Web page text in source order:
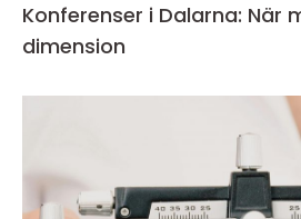
Konferenser i Dalarna: När
dimension